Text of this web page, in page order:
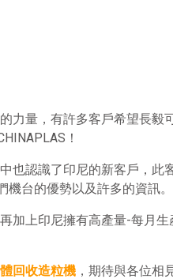
力量，有許多客戶希望長毅
！
也認識了印尼的新客戶，此
機台的優勢以及許多的資訊。
上印尼擁有高產量-每月
回收造粒機 ，期待與各位相